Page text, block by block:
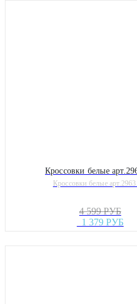
Кроссовки белые
Кроссовки белые
4 599 РУБ
1 379 РУБ